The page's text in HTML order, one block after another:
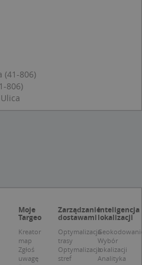
(41-806)
806)
Moje
Targeo
Kreator
map
Zgłoś
uwagę
Zarządzanie
dostawami
Optymalizacja
trasy
Optymalizacja
stref
Inteligencja
lokalizacji
Wybór
lokalizacji
Analityka
korzystanie z
internetowej, takich
nie można
strony internetowej.
Provider
Domena
.targeo.pl
Sesja
to